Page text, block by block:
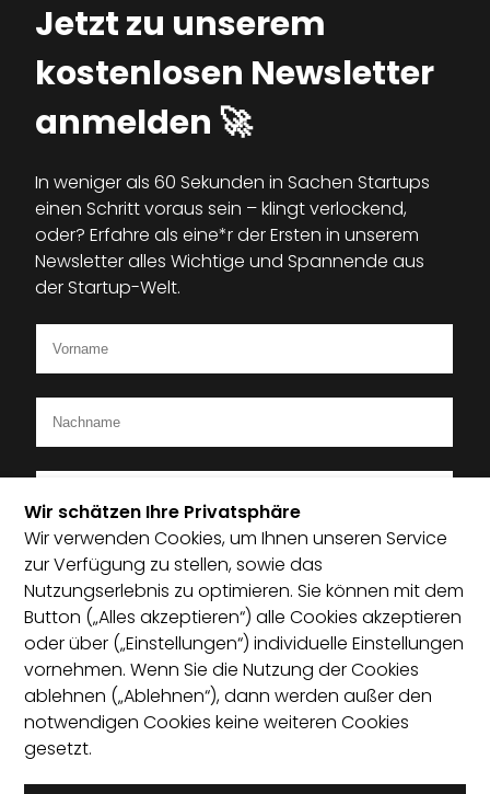
Jetzt zu unserem
kostenlosen Newsletter
anmelden 🚀
In weniger als 60 Sekunden in Sachen Startups
einen Schritt voraus sein – klingt verlockend,
oder? Erfahre als eine*r der Ersten in unserem
Newsletter alles Wichtige und Spannende aus
der Startup-Welt.
Ich bin Mitglied im Startup-Verband
Ich habe die Datenschutzerklärung zur Kenntnis
genommen und bin damit einverstanden, dass die von
mir angegebenen Daten elektronisch erhoben und
gespeichert werden. Mit dem Absenden erkläre ich mich
mit der Verarbeitung einverstanden.
Wir schätzen Ihre Privatsphäre
Wir verwenden Cookies, um Ihnen unseren Service
zur Verfügung zu stellen, sowie das
Nutzungserlebnis zu optimieren. Sie können mit dem
Button („Alles akzeptieren“) alle Cookies akzeptieren
oder über („Einstellungen“) individuelle Einstellungen
vornehmen. Wenn Sie die Nutzung der Cookies
ablehnen („Ablehnen“), dann werden außer den
notwendigen Cookies keine weiteren Cookies
gesetzt.